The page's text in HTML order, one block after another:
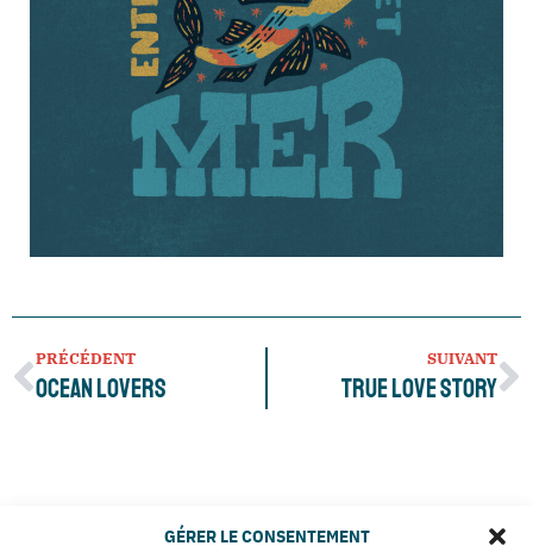
GÉRER LE CONSENTEMENT
PRÉCÉDENT
Ocean Lovers
SUIVANT
True love story